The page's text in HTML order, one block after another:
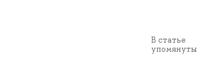
В статье
упомянуты